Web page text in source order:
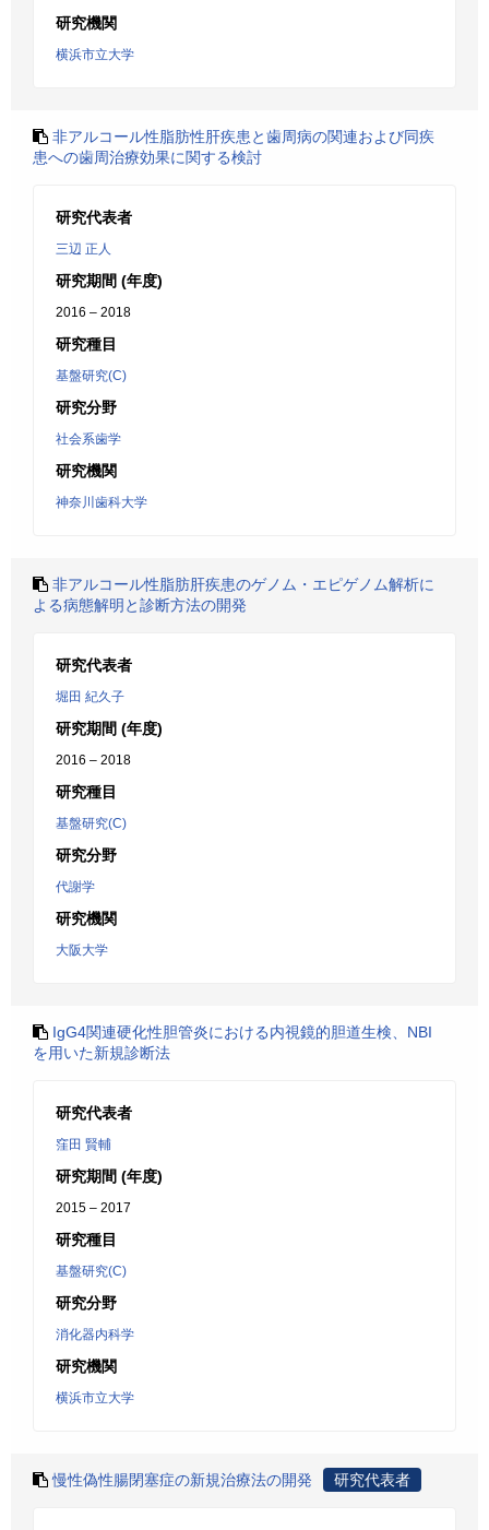
研究機関
横浜市立大学
非アルコール性脂肪性肝疾患と歯周病の関連および同疾
患への歯周治療効果に関する検討
研究代表者
三辺 正人
研究期間 (年度)
2016 – 2018
研究種目
基盤研究(C)
研究分野
社会系歯学
研究機関
神奈川歯科大学
非アルコール性脂肪肝疾患のゲノム・エピゲノム解析に
よる病態解明と診断方法の開発
研究代表者
堀田 紀久子
研究期間 (年度)
2016 – 2018
研究種目
基盤研究(C)
研究分野
代謝学
研究機関
大阪大学
IgG4関連硬化性胆管炎における内視鏡的胆道生検、NBI
を用いた新規診断法
研究代表者
窪田 賢輔
研究期間 (年度)
2015 – 2017
研究種目
基盤研究(C)
研究分野
消化器内科学
研究機関
横浜市立大学
慢性偽性腸閉塞症の新規治療法の開発 研究代表者